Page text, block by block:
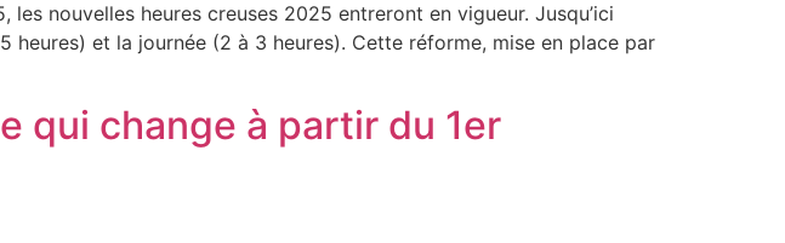
nouvelles heures creuses 2025 entreront en vigueur. Jusqu’ici
et la journée (2 à 3 heures). Cette réforme, mise en place par
qui change à partir du 1er